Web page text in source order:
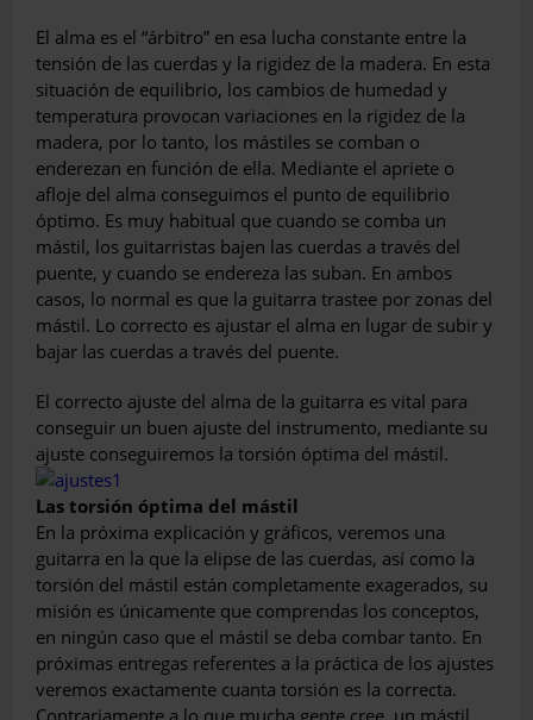
El alma es el “árbitro” en esa lucha constante entre la
tensión de las cuerdas y la rigidez de la madera. En esta
situación de equilibrio, los cambios de humedad y
temperatura provocan variaciones en la rigidez de la
madera, por lo tanto, los mástiles se comban o
enderezan en función de ella. Mediante el apriete o
afloje del alma conseguimos el punto de equilibrio
óptimo. Es muy habitual que cuando se comba un
mástil, los guitarristas bajen las cuerdas a través del
puente, y cuando se endereza las suban. En ambos
casos, lo normal es que la guitarra trastee por zonas del
mástil. Lo correcto es ajustar el alma en lugar de subir y
bajar las cuerdas a través del puente.
El correcto ajuste del alma de la guitarra es vital para
conseguir un buen ajuste del instrumento, mediante su
ajuste conseguiremos la torsión óptima del mástil.
Las torsión óptima del mástil
En la próxima explicación y gráficos, veremos una
guitarra en la que la elipse de las cuerdas, así como la
torsión del mástil están completamente exagerados, su
misión es únicamente que comprendas los conceptos,
en ningún caso que el mástil se deba combar tanto. En
próximas entregas referentes a la práctica de los ajustes
veremos exactamente cuanta torsión es la correcta.
Contrariamente a lo que mucha gente cree, un mástil